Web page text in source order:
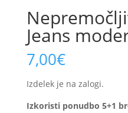
Jeans
7,00€
Izdelek je na zalogi.
Izkoristi ponudbo 5+1